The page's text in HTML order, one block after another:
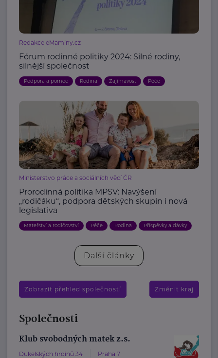
Redakce eMaminy.cz
Fórum rodinné politiky 2024: Silné rodiny,
silnější společnost
Podpora a pomoc Rodina Zajímavost Péče
Ministerstvo práce a sociálních věcí ČR
Prorodinná politika MPSV: Navýšení
„rodičáku“, podpora dětských skupin i nová
legislativa
Mateřství a rodičovství Péče Rodina Příspěvky a dávky
Další články
Zobrazit přehled společností Změnit kraj
Společnosti
Klub svobodných matek z.s.
Dukelských hrdinů 34 Praha 7